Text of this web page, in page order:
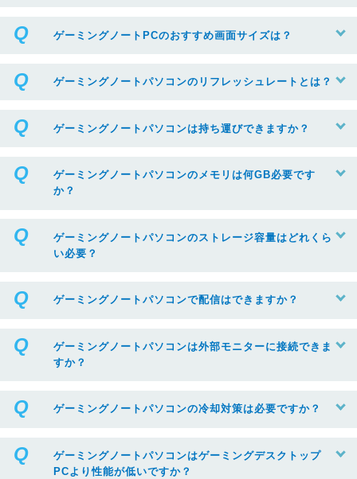
ゲーミングノートPCのおすすめ画面サイズは？
ゲーミングノートパソコンのリフレッシュレートとは？
ゲーミングノートパソコンは持ち運びできますか？
ゲーミングノートパソコンのメモリは何GB必要です
か？
ゲーミングノートパソコンのストレージ容量はどれくら
い必要？
ゲーミングノートパソコンで配信はできますか？
ゲーミングノートパソコンは外部モニターに接続できま
すか？
ゲーミングノートパソコンの冷却対策は必要ですか？
ゲーミングノートパソコンはゲーミングデスクトップ
PCより性能が低いですか？